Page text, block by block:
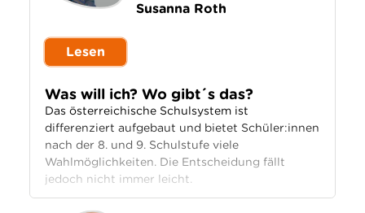
Susanna Roth
Lesen
Was will ich? Wo gibt´s das?
Das österreichische Schulsystem ist
differenziert aufgebaut und bietet Schüler:innen
nach der 8. und 9. Schulstufe viele
Wahlmöglichkeiten. Die Entscheidung fällt
jedoch nicht immer leicht.